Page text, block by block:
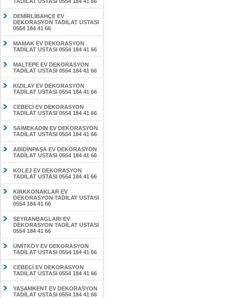
DEMİRLİBAHÇE EV
DEKORASYON TADİLAT USTASI
0554 184 41 66
MAMAK EV DEKORASYON
TADİLAT USTASI 0554 184 41 66
MALTEPE EV DEKORASYON
TADİLAT USTASI 0554 184 41 66
KIZILAY EV DEKORASYON
TADİLAT USTASI 0554 184 41 66
CEBECİ EV DEKORASYON
TADİLAT USTASI 0554 184 41 66
SAİMEKADIN EV DEKORASYON
TADİLAT USTASI 0554 184 41 66
ABİDİNPAŞA EV DEKORASYON
TADİLAT USTASI 0554 184 41 66
KOLEJ EV DEKORASYON
TADİLAT USTASI 0554 184 41 66
KIRKKONAKLAR EV
DEKORASYON TADİLAT USTASI
0554 184 41 66
SEYRANBAGLARI EV
DEKORASYON TADİLAT USTASI
0554 184 41 66
ÜMİTKÖY EV DEKORASYON
TADİLAT USTASI 0554 184 41 66
CEBECİ EV DEKORASYON
TADİLAT USTASI 0554 184 41 66
YAŞAMKENT EV DEKORASYON
TADİLAT USTASI 0554 184 41 66